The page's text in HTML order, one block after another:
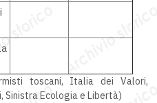
toscani, Italia dei Valori,
Sinistra Ecologia e Libertà)